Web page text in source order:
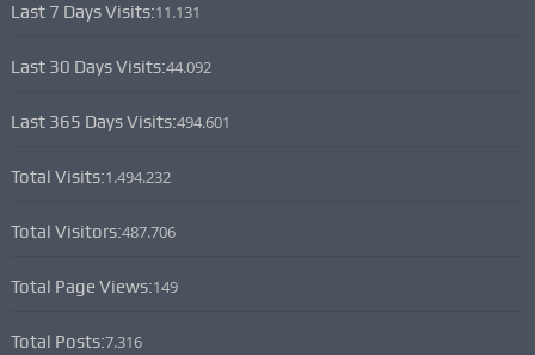
Last 7 Days Visits:11.131
Last 30 Days Visits:44.092
Last 365 Days Visits:494.601
Total Visits:1.494.232
Total Visitors:487.706
Total Page Views:149
Total Posts:7.316